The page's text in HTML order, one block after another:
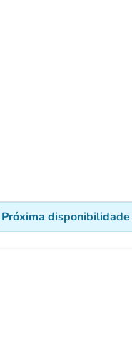
Próxima disponibilidade